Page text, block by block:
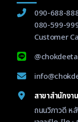
090-688-
080-599-
Customer
สาขาสำนักง
ถนนวิภาวดี ห